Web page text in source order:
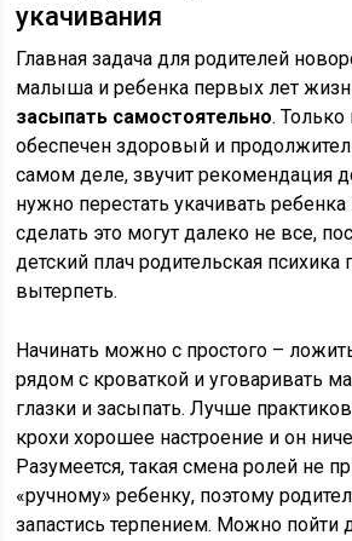
укачивания
Главная задача для родителей
малыша и ребенка первых лет
засыпать самостоятельно. Только
обеспечен здоровый и
самом деле, звучит рекомендация
нужно перестать укачивать
сделать это могут далеко не все,
детский плач родительская психика
вытерпеть.
Начинать можно с простого –
рядом с кроваткой и уговаривать
глазки и засыпать. Лучше
крохи хорошее настроение и он
Разумеется, такая смена ролей не
«ручному» ребенку, поэтому
запастись терпением. Можно пойти